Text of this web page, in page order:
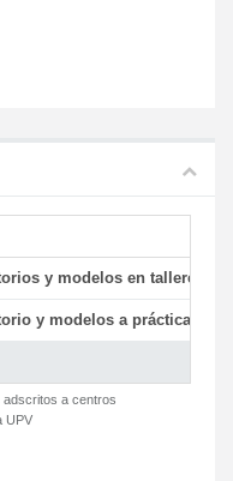
y modelos en talleres/
y modelos a prácticas y
adscritos a centros
UPV